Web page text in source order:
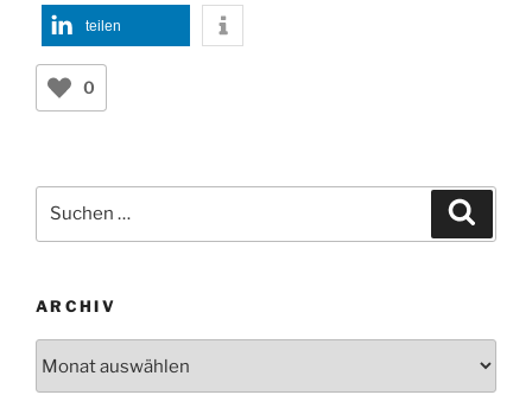
teilen
0
nach:
ARCHIV